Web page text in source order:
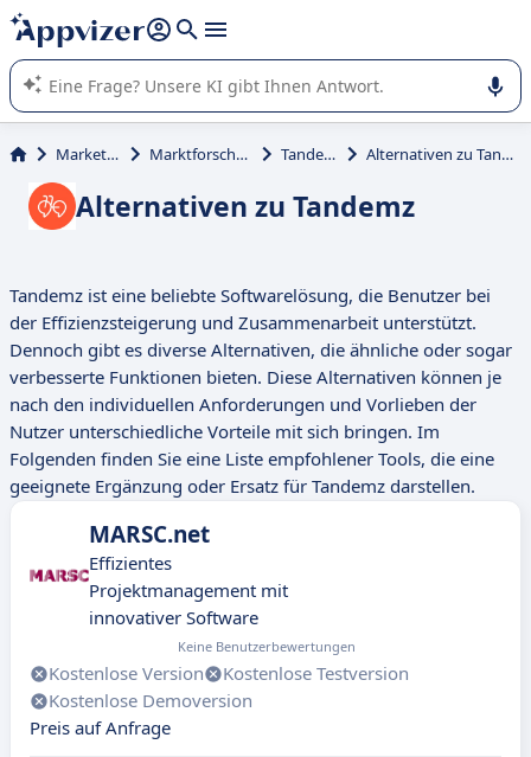
beantworten (mehrere Zeilen mit
Die KI von Appvizer führt Sie bei der Nutzung oder Auswahl
von SaaS-Software in Unternehmen.
Marketing Marktforschung Tandemz Alternativen zu Tandemz
Alternativen zu Tandemz
Tandemz ist eine beliebte Softwarelösung, die Benutzer bei
der Effizienzsteigerung und Zusammenarbeit unterstützt.
Dennoch gibt es diverse Alternativen, die ähnliche oder sogar
verbesserte Funktionen bieten. Diese Alternativen können je
nach den individuellen Anforderungen und Vorlieben der
Nutzer unterschiedliche Vorteile mit sich bringen. Im
Folgenden finden Sie eine Liste empfohlener Tools, die eine
geeignete Ergänzung oder Ersatz für Tandemz darstellen.
MARSC.net
Effizientes
Projektmanagement mit
innovativer Software
Keine Benutzerbewertungen
Kostenlose Version
Kostenlose Testversion
Kostenlose Demoversion
Preis auf Anfrage